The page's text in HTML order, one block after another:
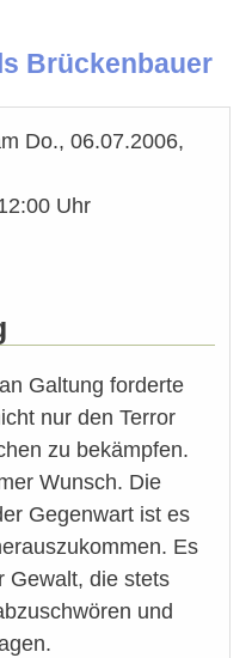
Brückenbauer
Do., 06.07.2006,
Uhr
Galtung forderte
nur den Terror
zu bekämpfen.
Wunsch. Die
Gegenwart ist es
Es
Gewalt, die stets
und